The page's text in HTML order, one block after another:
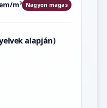
m³ Nagyon magas
alapján)